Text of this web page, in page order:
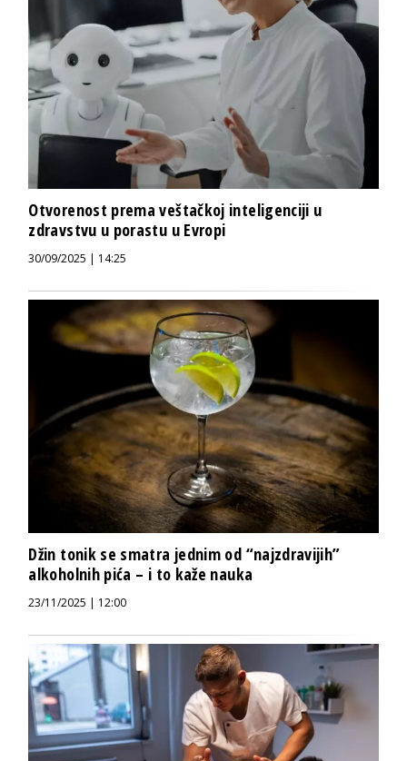
Otvorenost prema veštačkoj inteligenciji u
zdravstvu u porastu u Evropi
30/09/2025 | 14:25
Džin tonik se smatra jednim od “najzdravijih”
alkoholnih pića – i to kaže nauka
23/11/2025 | 12:00